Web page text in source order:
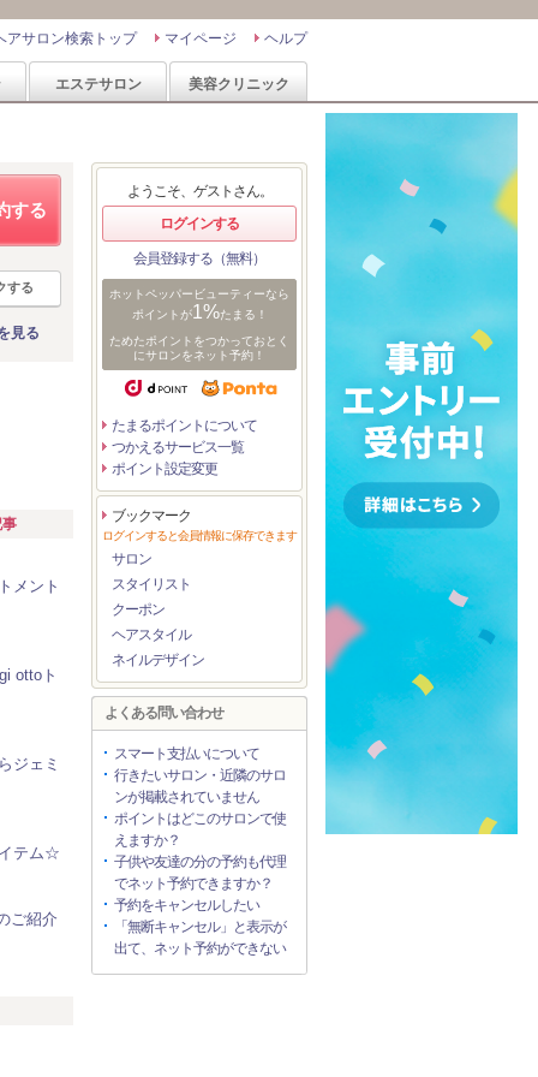
ヘルプ
マイページ
アサロン検索トップ
エステサロン 美容クリニック
する
する
見る
メント
ottoト
ジェミ
テム☆
ご紹介
ようこそ、ゲストさん。
ログインする
会員登録する（無料）
ホットペッパービューティーなら
ポイントが1%たまる！
ためたポイントをつかっておとく
にサロンをネット予約！
たまるポイントについて
つかえるサービス一覧
ポイント設定変更
ブックマーク
ログインすると会員情報に保存できます
サロン
スタイリスト
クーポン
ヘアスタイル
ネイルデザイン
よくある問い合わせ
スマート支払いについて
行きたいサロン・近隣のサロ
ンが掲載されていません
ポイントはどこのサロンで使
えますか？
子供や友達の分の予約も代理
でネット予約できますか？
予約をキャンセルしたい
「無断キャンセル」と表示が
出て、ネット予約ができない